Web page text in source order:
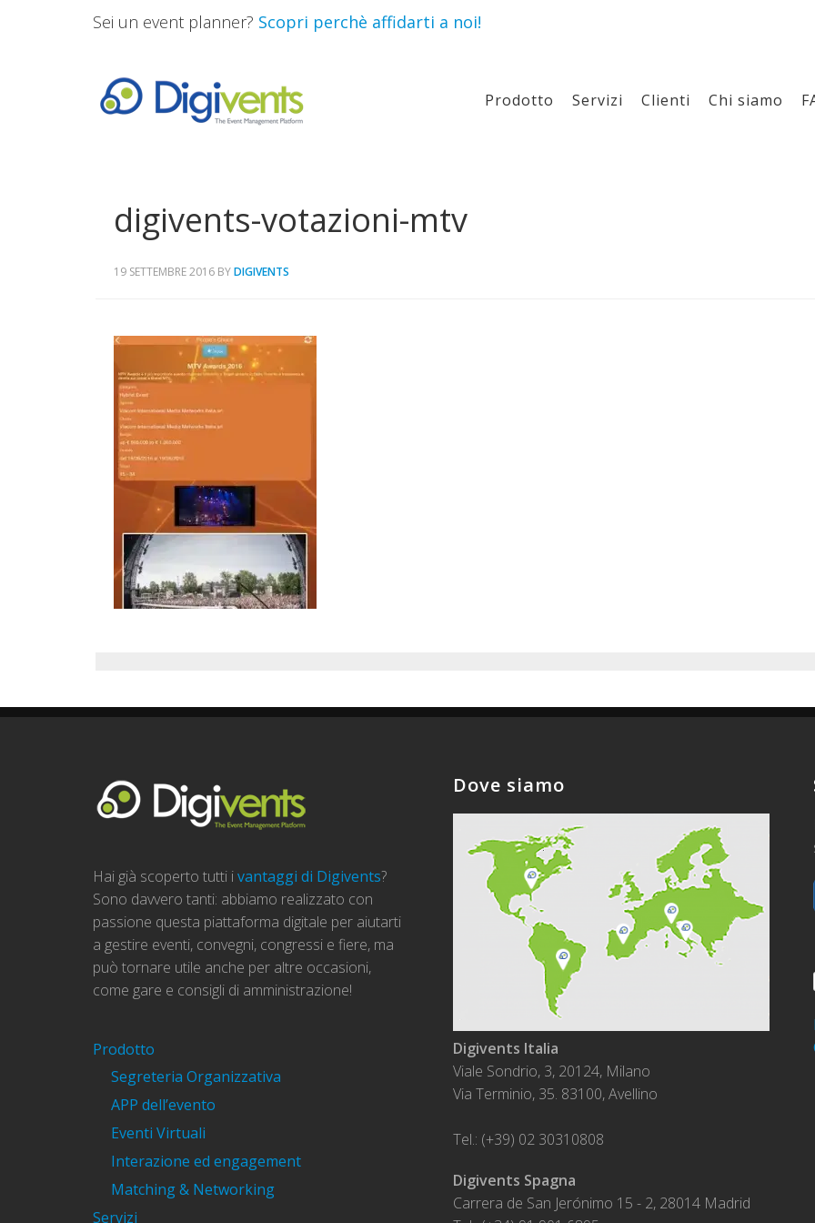
Sei un event planner? Scopri perchè affidarti a noi!
Prodotto Servizi Clienti Chi siamo
digivents-votazioni-mtv
19 SETTEMBRE 2016 BYDIGIVENTS
Hai già scoperto tutti ivantaggi di Digivents?
Sono davvero tanti: abbiamo realizzato con
passione questa piattaforma digitale per aiutarti
a gestire eventi, convegni, congressi e fiere, ma
può tornare utile anche per altre occasioni,
come gare e consigli di amministrazione!
Prodotto
Segreteria Organizzativa
APP dell’evento
Eventi Virtuali
Interazione ed engagement
Matching & Networking
Servizi
Dove siamo
Digivents Italia
Viale Sondrio, 3, 20124, Milano
Via Terminio, 35. 83100, Avellino
Tel.: (+39) 02 30310808
Digivents Spagna
Carrera de San Jerónimo 15 - 2, 28014 Madrid